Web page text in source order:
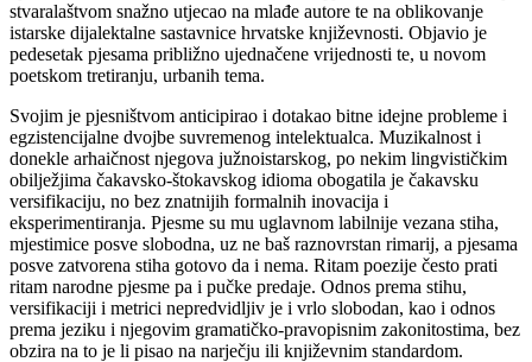
stvaralaštvom snažno utjecao na mlađe autore te na oblikovanje
istarske dijalektalne sastavnice hrvatske književnosti. Objavio je
pedesetak pjesama približno ujednačene vrijednosti te, u novom
poetskom tretiranju, urbanih tema.
Svojim je pjesništvom anticipirao i dotakao bitne idejne probleme i
egzistencijalne dvojbe suvremenog intelektualca. Muzikalnost i
donekle arhaičnost njegova južnoistarskog, po nekim lingvističkim
obilježjima čakavsko-štokavskog idioma obogatila je čakavsku
versifikaciju, no bez znatnijih formalnih inovacija i
eksperimentiranja. Pjesme su mu uglavnom labilnije vezana stiha,
mjestimice posve slobodna, uz ne baš raznovrstan rimarij, a pjesama
posve zatvorena stiha gotovo da i nema. Ritam poezije često prati
ritam narodne pjesme pa i pučke predaje. Odnos prema stihu,
versifikaciji i metrici nepredvidljiv je i vrlo slobodan, kao i odnos
prema jeziku i njegovim gramatičko-pravopisnim zakonitostima, bez
obzira na to je li pisao na narječju ili književnim standardom.